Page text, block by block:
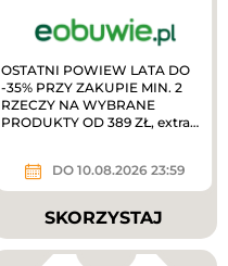
OSTATNI POWIEW LATA DO
-35% PRZY ZAKUPIE MIN. 2
RZECZY NA WYBRANE
PRODUKTY OD 389 ZŁ, extra
DO 10.08.2026 23:59
SKORZYSTAJ